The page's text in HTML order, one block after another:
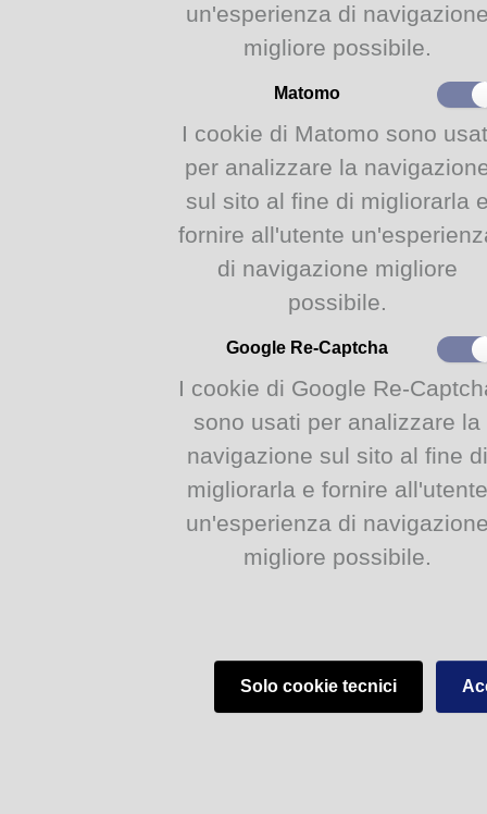
un'esperienza di
migliore possibile.
Matomo
I cookie di Matomo sono
per analizzare la
sul sito al fine di migliorarla
fornire all'utente
di navigazione migliore
possibile.
Google Re-Captcha
I cookie di Google Re-
sono usati per analizzare la
navigazione sul sito al fine di
migliorarla e fornire all'utente
un'esperienza di
migliore possibile.
Solo cookie tecnici